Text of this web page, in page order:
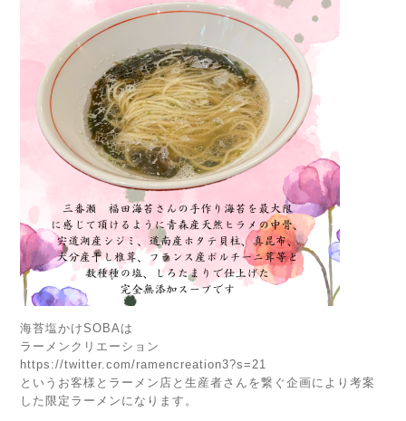
海苔塩かけSOBAは
ラーメンクリエーション
https://twitter.com/ramencreation3?s=21
というお客様とラーメン店と生産者さんを繋ぐ企画により考案
した限定ラーメンになります。